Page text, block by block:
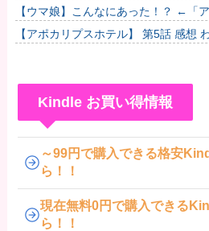
【ウマ娘】こんなにあった！？ ←「
差だぞ」
【アポカリプスホテル】 第5話 感想
Kindle お買い得情報
～99円で購入できる格安
ら！！
現在無料0円で購入できる
ら！！